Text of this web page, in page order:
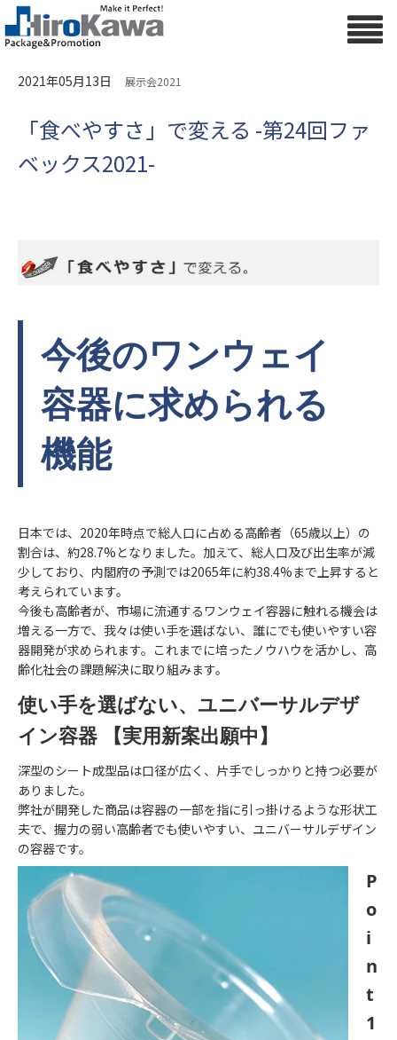
2021年05月13日 展示会2021
「食べやすさ」で変える -第24回ファ
ベックス2021-
今後のワンウェイ
容器に求められる
機能
日本では、2020年時点で総人口に占める高齢者（65歳以上）の
割合は、約28.7%となりました。加えて、総人口及び出生率が減
少しており、内閣府の予測では2065年に約38.4%まで上昇すると
考えられています。
今後も高齢者が、市場に流通するワンウェイ容器に触れる機会は
増える一方で、我々は使い手を選ばない、誰にでも使いやすい容
器開発が求められます。これまでに培ったノウハウを活かし、高
齢化社会の課題解決に取り組みます。
使い手を選ばない、ユニバーサルデザ
イン容器 【実用新案出願中】
深型のシート成型品は口径が広く、片手でしっかりと持つ必要が
ありました。
弊社が開発した商品は容器の一部を指に引っ掛けるような形状工
夫で、握力の弱い高齢者でも使いやすい、ユニバーサルデザイン
の容器です。
P
o
i
n
t
1